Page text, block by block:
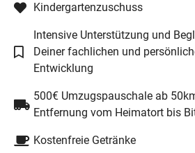
Kindergartenzuschuss
Intensive Unterstützung und
Deiner fachlichen und
Entwicklung
500€ Umzugspauschale ab
Entfernung vom Heimatort bis
Kostenfreie Getränke